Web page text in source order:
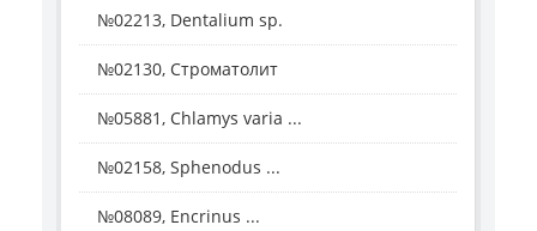
№02213, Dentalium sp.
№02130, Строматолит
№05881, Chlamys varia ...
№02158, Sphenodus ...
№08089, Encrinus ...